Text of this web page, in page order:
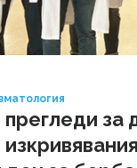
прегледи за